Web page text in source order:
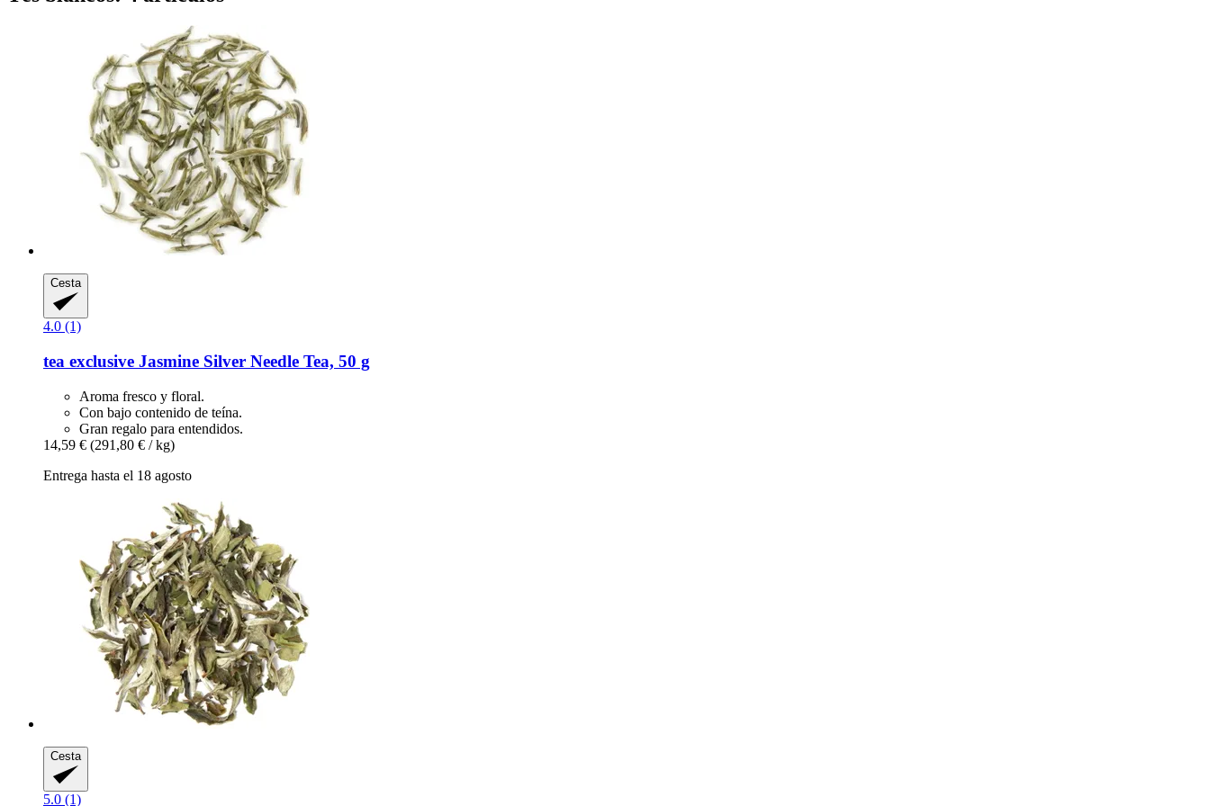
Cesta
4.0 (1)
tea exclusive Jasmine Silver Needle Tea, 50 g
Aroma fresco y floral.
Con bajo contenido de teína.
Gran regalo para entendidos.
14,59 € (291,80 € / kg)
Entrega hasta el 18 agosto
Cesta
5.0 (1)